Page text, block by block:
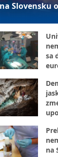
na Slovensku
sa
na